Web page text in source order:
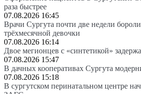
раза быстрее
07.08.2026 16:45
Врачи Сургута почти две недели
трёхмесячной девочки
07.08.2026 16:14
Двое мегионцев с «синтетикой»
07.08.2026 15:47
В дачных кооперативах Сургута
07.08.2026 15:18
В сургутском перинатальном центре